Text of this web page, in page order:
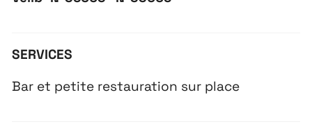
SERVICES
Bar et petite restauration sur place